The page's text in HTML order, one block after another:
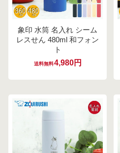
象印 水筒 名入れ シーム
レスせん 480ml 和フォン
ト
送料無料4,980円